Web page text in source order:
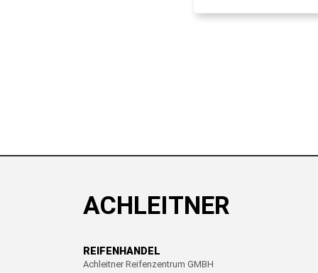
ACHLEITNER
REIFENHANDEL
Achleitner Reifenzentrum GMBH